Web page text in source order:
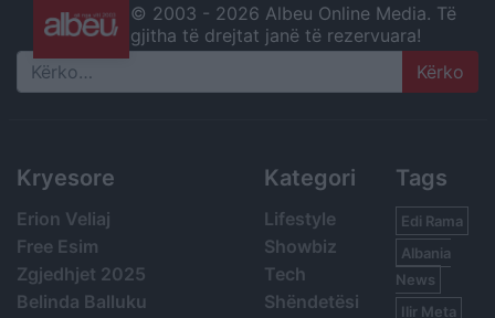
© 2003 - 2026 Albeu Online Media. Të
gjitha të drejtat janë të rezervuara!
Search
Kryesore
Erion Veliaj
Free Esim
Zgjedhjet 2025
Belinda Balluku
Kategori
Lifestyle
Showbiz
Tech
Shëndetësi
Tags
Edi Rama
Albania
News
Ilir Meta